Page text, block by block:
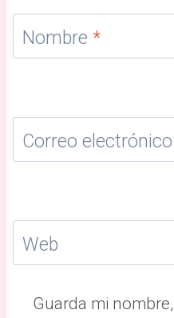
Nombre *
Correo electrónico
Web
Guarda mi